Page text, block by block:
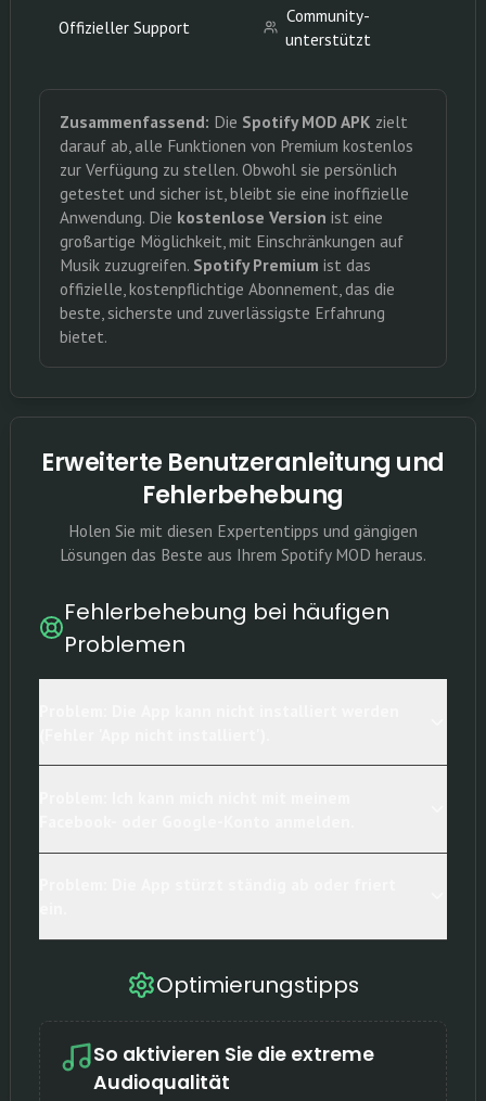
Offizieller Support
Community-
unterstützt
Zusammenfassend: Die Spotify MOD APK zielt
darauf ab, alle Funktionen von Premium kostenlos
zur Verfügung zu stellen. Obwohl sie persönlich
getestet und sicher ist, bleibt sie eine inoffizielle
Anwendung. Die kostenlose Version ist eine
großartige Möglichkeit, mit Einschränkungen auf
Musik zuzugreifen. Spotify Premium ist das
offizielle, kostenpflichtige Abonnement, das die
beste, sicherste und zuverlässigste Erfahrung
bietet.
Erweiterte Benutzeranleitung und
Fehlerbehebung
Holen Sie mit diesen Expertentipps und gängigen
Lösungen das Beste aus Ihrem Spotify MOD heraus.
Fehlerbehebung bei häufigen
Problemen
Optimierungstipps
So aktivieren Sie die extreme
Audioqualität